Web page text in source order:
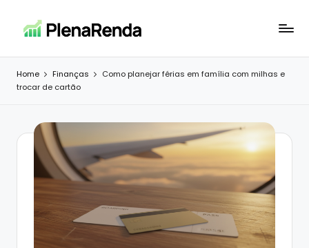
content
l
e
riqueza
para
Home Finanças
Como planejar férias em família com milhas e
trocar de cartão